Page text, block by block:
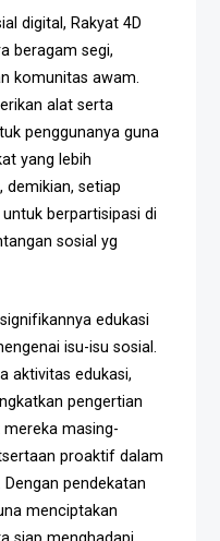
digital, Rakyat 4D
beragam segi,
komunitas awam.
alat serta
penggunanya guna
yang lebih
setiap
berpartisipasi di
sosial yg
edukasi
isu-isu sosial.
aktivitas edukasi,
pengertian
masing-
proaktif dalam
pendekatan
menciptakan